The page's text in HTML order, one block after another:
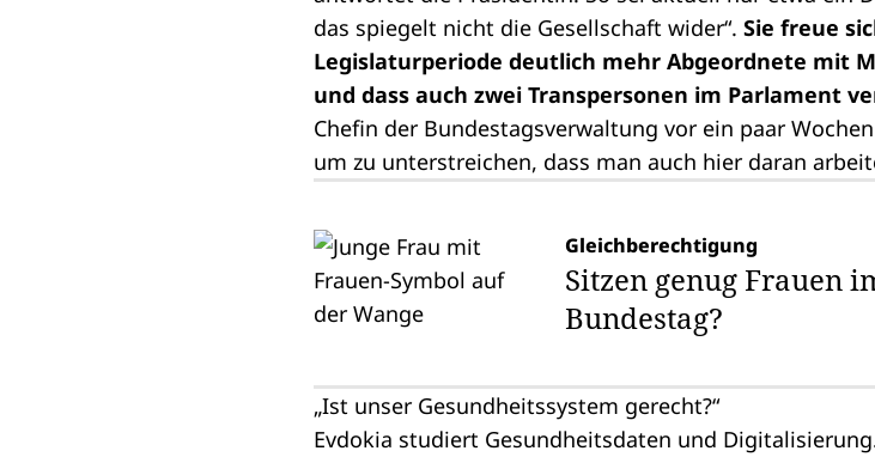
das spiegelt nicht die Gesellschaft wider“. Sie freue
Legislaturperiode deutlich mehr Abgeordnete mit
und dass auch zwei Transpersonen im Parlament
Chefin der Bundestagsverwaltung vor ein paar
um zu unterstreichen, dass man auch hier daran
Gleichberechtigung
Sitzen genug Frauen
Bundestag?
„Ist unser Gesundheitssystem gerecht?“
Evdokia studiert Gesundheitsdaten und